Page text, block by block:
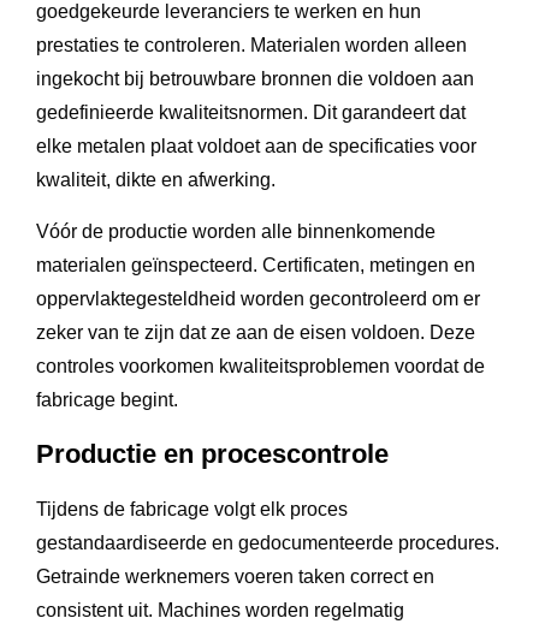
goedgekeurde leveranciers te werken en hun
prestaties te controleren. Materialen worden alleen
ingekocht bij betrouwbare bronnen die voldoen aan
gedefinieerde kwaliteitsnormen. Dit garandeert dat
elke metalen plaat voldoet aan de specificaties voor
kwaliteit, dikte en afwerking.
Vóór de productie worden alle binnenkomende
materialen geïnspecteerd. Certificaten, metingen en
oppervlaktegesteldheid worden gecontroleerd om er
zeker van te zijn dat ze aan de eisen voldoen. Deze
controles voorkomen kwaliteitsproblemen voordat de
fabricage begint.
Productie en procescontrole
Tijdens de fabricage volgt elk proces
gestandaardiseerde en gedocumenteerde procedures.
Getrainde werknemers voeren taken correct en
consistent uit. Machines worden regelmatig